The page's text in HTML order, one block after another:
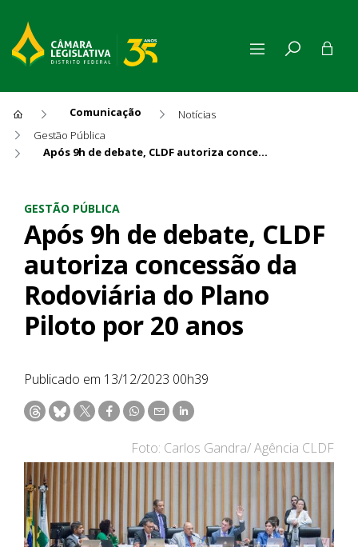
Comunicação
Notícias
Gestão Pública
Após 9h de debate, CLDF autoriza concessão da Rodoviária do Plano Piloto por 20 anos
GESTÃO PÚBLICA
Após 9h de debate, CLDF
autoriza concessão da
Rodoviária do Plano
Piloto por 20 anos
Publicado em 13/12/2023 00h39
Foto: Carlos Gandra/ Agência CLDF